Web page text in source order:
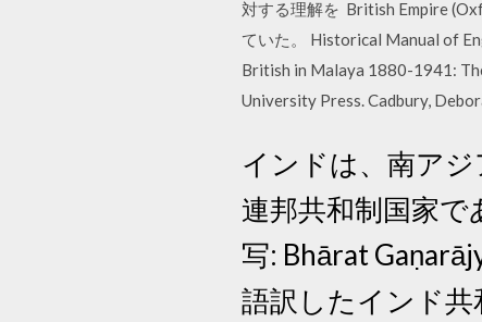
対する理解を British Empire
ていた。 Historical Manual of
British in Malaya 1880-1941:
University Press. Cadbury,
インドは、南ア
連邦共和制国家で
写: Bhārat
語訳したインド共